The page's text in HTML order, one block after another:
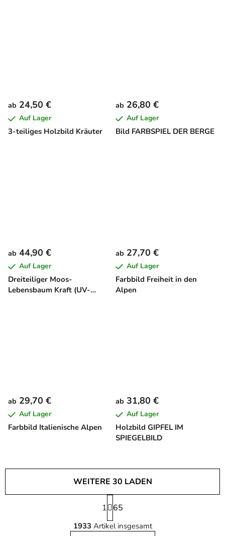
3-teiliges Holzbild Kräuter
ab 24,50 €
Auf Lager
Bild FARBSPIEL DER BERGE
ab 26,80 €
Auf Lager
Dreiteiliger Moos-
Lebensbaum Kraft (UV-
ab 44,90 €
Auf Lager
Farbbild Freiheit in den
Alpen
ab 27,70 €
Auf Lager
Farbbild Italienische Alpen
ab 29,70 €
Auf Lager
Holzbild GIPFEL IM
SPIEGELBILD
ab 31,80 €
Auf Lager
S
t
WEITERE 30 LADEN
P
a
g
i
1 65
1933 Artikel insgesamt